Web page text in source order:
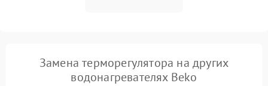
Замена терморегулятора на других
водонагревателях Beko